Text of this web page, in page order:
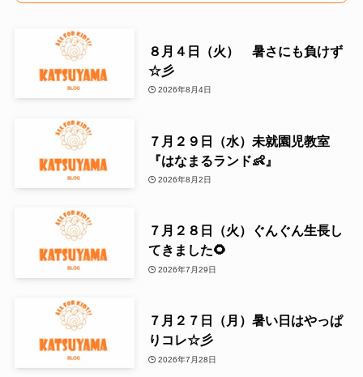
８月４日（火） 暑さにも負けず
☆彡
2026年8月4日
７月２９日（水）未就園児教室
『はなまるランド👶』
2026年8月2日
７月２８日（火）ぐんぐん生長し
てきました🌻
2026年7月29日
７月２７日（月）暑い日はやっぱ
りコレ☆彡
2026年7月28日